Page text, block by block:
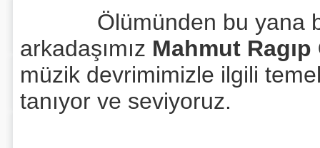
Ölümünden bu yana bir
arkadaşımız Mahmut
müzik devrimimizle ilgili
tanıyor ve seviyoruz.